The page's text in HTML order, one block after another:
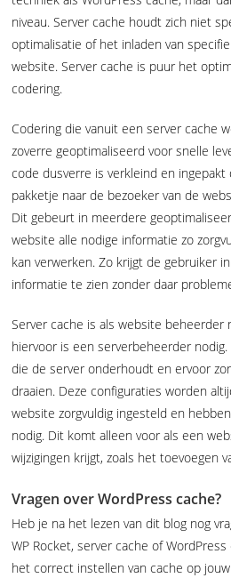
niveau. Server cache houdt zich niet
optimalisatie of het inladen van
website. Server cache is puur het
codering.
Codering die vanuit een server cache
zoverre geoptimaliseerd voor snelle
code dusverre is verkleind en
pakketje naar de bezoeker van de
Dit gebeurt in meerdere
website alle nodige informatie zo
kan verwerken. Zo krijgt de gebruiker
informatie te zien zonder daar
Server cache is als website beheerder
hiervoor is een serverbeheerder nodig.
die de server onderhoudt en ervoor
draaien. Deze configuraties worden
website zorgvuldig ingesteld en
nodig. Dit komt alleen voor als een
wijzigingen krijgt, zoals het toevoegen
Vragen over WordPress cache?
Heb je na het lezen van dit blog nog
WP Rocket, server cache of
het correct instellen van cache op